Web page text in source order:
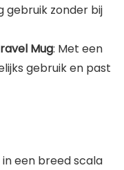
gebruik zonder bij
Mug: Met een
gebruik en past
een breed scala